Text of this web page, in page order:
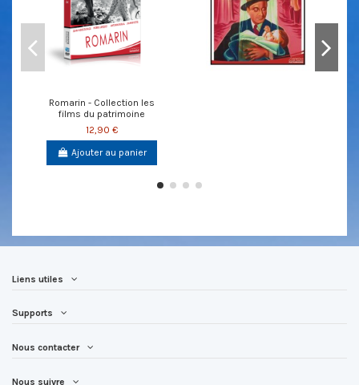
Romarin - Collection les
films du patrimoine
12,90 €
Ajouter au panier
Liens utiles
Supports
Nous contacter
Nous suivre